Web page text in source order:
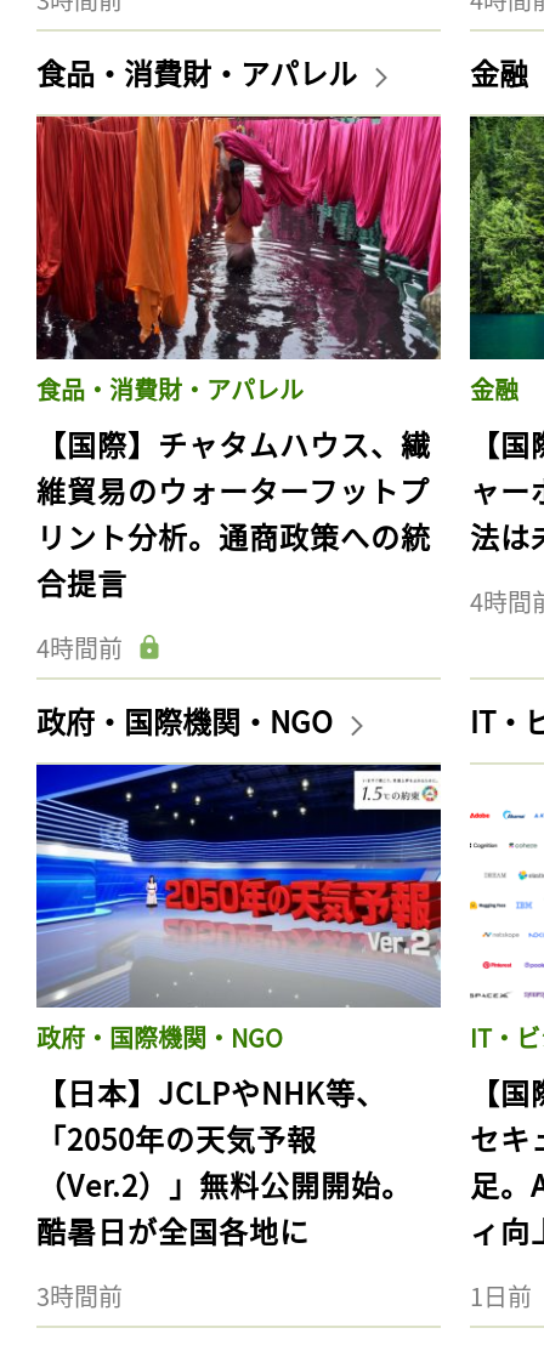
食品・消費財・アパレル
食品・消費財・アパレル
【国際】チャタムハウス、繊
維貿易のウォーターフットプ
リント分析。通商政策への統
合提言
4時間前
金融
金融
【
ャー
法は
4時間
政府・国際機関・NGO
政府・国際機関・NGO
【日本】JCLPやNHK等、
「2050年の天気予報
（Ver.2）」無料公開開始。
酷暑日が全国各地に
3時間前
IT・
IT・
【
セキ
足。
ィ向
1日前